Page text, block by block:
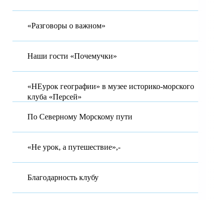
«Разговоры о важном»
Наши гости «Почемучки»
«НЕурок географии» в музее историко-морского
клуба «Персей»
По Северному Морскому пути
«Не урок, а путешествие»,-
Благодарность клубу